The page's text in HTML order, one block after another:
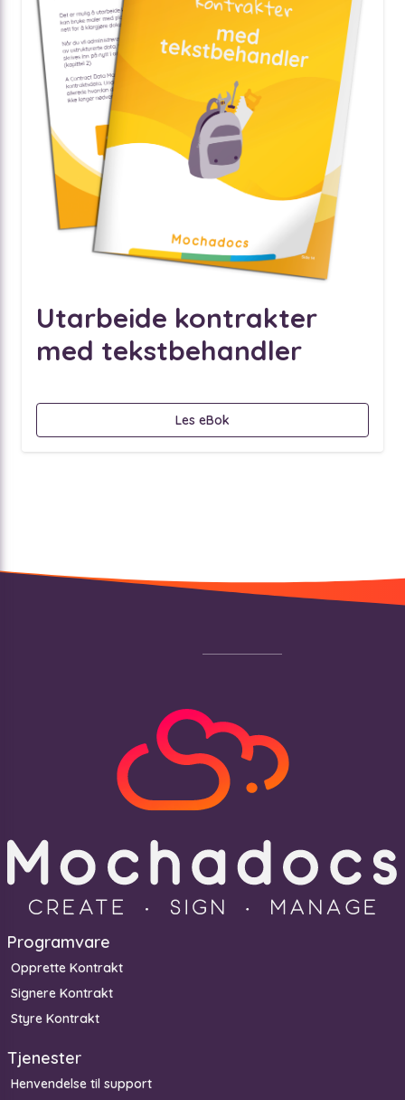
Utarbeide kontrakter
med tekstbehandler
Les eBok
Programvare
Opprette Kontrakt
Signere Kontrakt
Styre Kontrakt
Tjenester
Henvendelse til support